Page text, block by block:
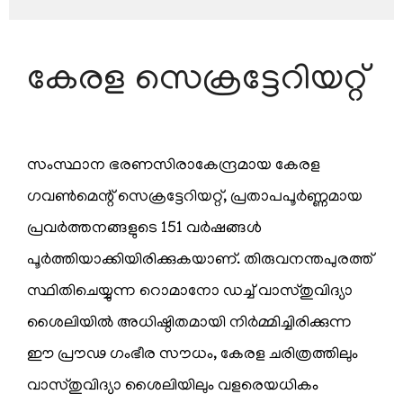
എംപ്ലോയീസ്
വിവരങ്ങൾ
സര്‍ക്കാര്‍
ഉത്തരവുകള്‍
സര്‍ക്കാര്‍
ഓണ്‍ലൈന്‍
ഗസ്റ്റ്
കേരള സെക്രട്ടേറിയറ്റ്
സംസ്ഥാന ഭരണസിരാകേന്ദ്രമായ കേരള
ഗവണ്‍മെന്റ് സെക്രട്ടേറിയറ്റ്, പ്രതാപപൂര്‍ണ്ണമായ
പ്രവര്‍ത്തനങ്ങളുടെ 151 വര്‍ഷങ്ങള്‍
പൂര്‍ത്തിയാക്കിയിരിക്കുകയാണ്. തിരുവനന്തപുരത്ത്
സ്ഥിതിചെയ്യുന്ന റൊമാനോ ഡച്ച് വാസ്തുവിദ്യാ
ശൈലിയില്‍ അധിഷ്ഠിതമായി നിര്‍മ്മിച്ചിരിക്കുന്ന
ഈ പ്രൗഢ ഗംഭീര സൗധം, കേരള ചരിത്രത്തിലും
വാസ്തുവിദ്യാ ശൈലിയിലും വളരെയധികം